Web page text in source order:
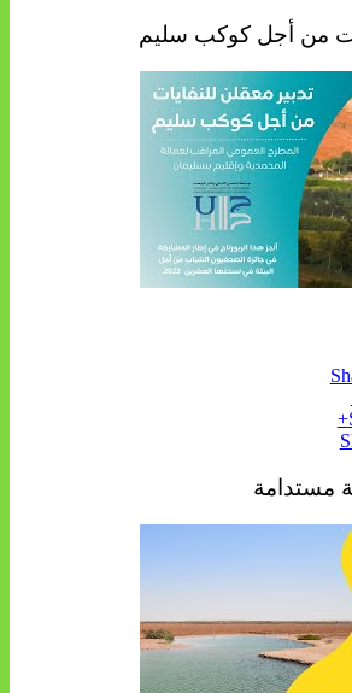
من أجل كوكب سليم
مستدامة